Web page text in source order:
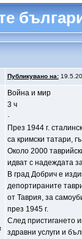
Публикувано на:
Война и мир
3 ч
·
През 1944 г.
са кримски татари,
Около 2000
идват с надеждата
В град Добрич е
депортираните
от Таврия, за
през 1945 г.
След пристигането
здравни услуги и